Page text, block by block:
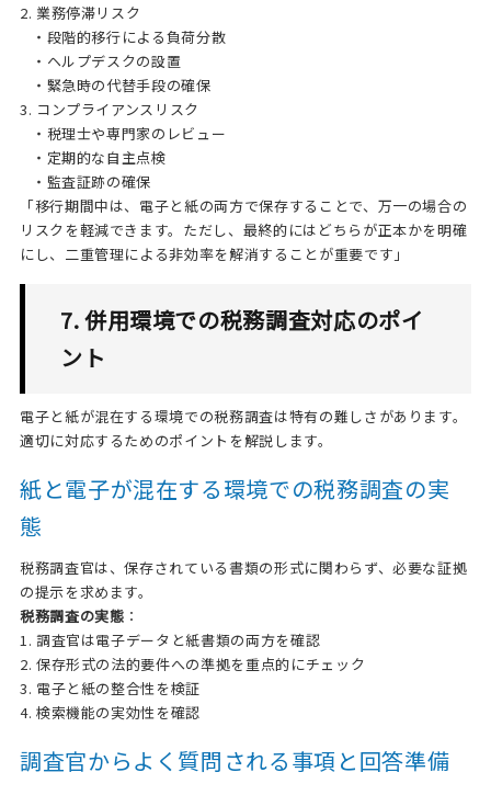
2. 業務停滞リスク
・段階的移行による負荷分散
・ヘルプデスクの設置
・緊急時の代替手段の確保
3. コンプライアンスリスク
・税理士や専門家のレビュー
・定期的な自主点検
・監査証跡の確保
「移行期間中は、電子と紙の両方で保存することで、万一の場合の
リスクを軽減できます。ただし、最終的にはどちらが正本かを明確
にし、二重管理による非効率を解消することが重要です」
7. 併用環境での税務調査対応のポイ
ント
電子と紙が混在する環境での税務調査は特有の難しさがあります。
適切に対応するためのポイントを解説します。
紙と電子が混在する環境での税務調査の実
態
税務調査官は、保存されている書類の形式に関わらず、必要な証拠
の提示を求めます。
税務調査の実態 ：
1. 調査官は電子データと紙書類の両方を確認
2. 保存形式の法的要件への準拠を重点的にチェック
3. 電子と紙の整合性を検証
4. 検索機能の実効性を確認
調査官からよく質問される事項と回答準備